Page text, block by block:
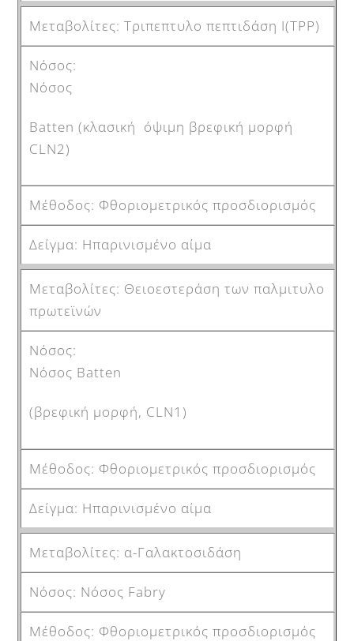
Τριπεπτυλο πεπτιδάση Ι(ΤΡΡ)
Νόσος
Βatten (κλασική όψιμη βρεφική μορφή
CLN2)
Φθοριομετρικός προσδιορισμός
Ηπαρινισμένο αίμα
Θειοεστεράση των παλμιτυλο
πρωτεϊνών
Νόσος Batten
(βρεφική μορφή, CLN1)
Φθοριομετρικός προσδιορισμός
Ηπαρινισμένο αίμα
α-Γαλακτοσιδάση
Νόσος Fabry
Φθοριομετρικός προσδιορισμός